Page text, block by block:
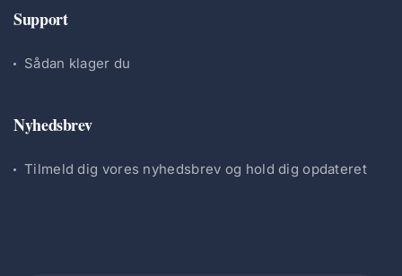
Support
Sådan klager du
Nyhedsbrev
Tilmeld dig vores nyhedsbrev og hold dig opdateret